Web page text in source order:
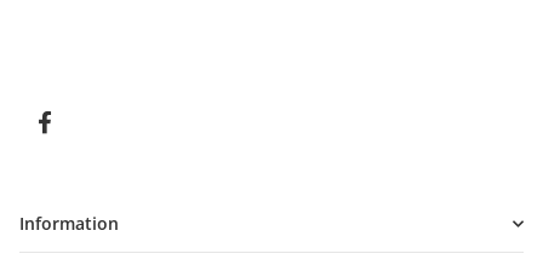
Information